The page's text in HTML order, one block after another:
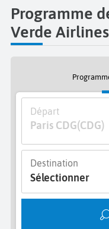
Programme
Verde
Départ
Paris CDG(CDG)
Destination
Sélectionner